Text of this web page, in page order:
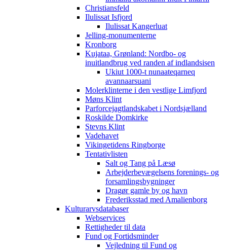
Christiansfeld
Ilulissat Isfjord
Ilulissat Kangerluat
Jelling-monumenterne
Kronborg
Kujataa, Grønland: Nordbo- og
inuitlandbrug ved randen af indlandsisen
Ukiut 1000-t nunaateqarneq
avannaarsuani
Molerklinterne i den vestlige Limfjord
Møns Klint
Parforcejagtlandskabet i Nordsjælland
Roskilde Domkirke
Stevns Klint
Vadehavet
Vikingetidens Ringborge
Tentativlisten
Salt og Tang på Læsø
Arbejderbevægelsens forenings- og
forsamlingsbygninger
Dragør gamle by og havn
Frederiksstad med Amalienborg
Kulturarvsdatabaser
Webservices
Rettigheder til data
Fund og Fortidsminder
Vejledning til Fund og